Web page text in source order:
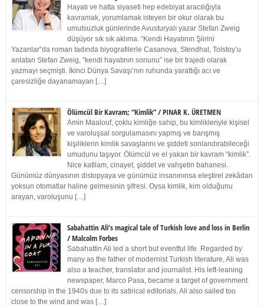
Hayatı ve hatta siyaseti hep edebiyat aracılığıyla
kavramak, yorumlamak isteyen bir okur olarak bu
umutsuzluk günlerinde Avusturyalı yazar Stefan Zweig
düşüyor sık sık aklıma. “Kendi Hayatının Şiirini
Yazanlar”da roman tadında biyografilerle Casanova, Stendhal, Tolstoy’u
anlatan Stefan Zweig, “kendi hayatının sonunu” ise bir trajedi olarak
yazmayı seçmişti. İkinci Dünya Savaşı’nın ruhunda yarattığı acı ve
çaresizliğe dayanamayan […]
Ölümcül Bir Kavram; “Kimlik” / PINAR K. ÜRETMEN
Amin Maalouf, çoklu kimliğe sahip, bu kimlikleriyle kişisel
ve varoluşsal sorgulamasını yapmış ve barışmış
kişiliklerin kimlik savaşlarını ve şiddeti sonlandırabileceği
umudunu taşıyor. Ölümcül ve el yakan bir kavram “kimlik”.
Nice katliam, cinayet, şiddet ve vahşetin bahanesi.
Günümüz dünyasının distopyaya ve günümüz insanınınsa eleştirel zekâdan
yoksun otomatlar haline gelmesinin şifresi. Oysa kimlik, kim olduğunu
arayan, varoluşunu […]
Sabahattin Ali’s magical tale of Turkish love and loss in Berlin
/ Malcolm Forbes
Sabahattin Ali led a short but eventful life. Regarded by
many as the father of modernist Turkish literature, Ali was
also a teacher, translator and journalist. His left-leaning
newspaper, Marco Pasa, became a target of government
censorship in the 1940s due to its satirical editorials. Ali also sailed too
close to the wind and was […]